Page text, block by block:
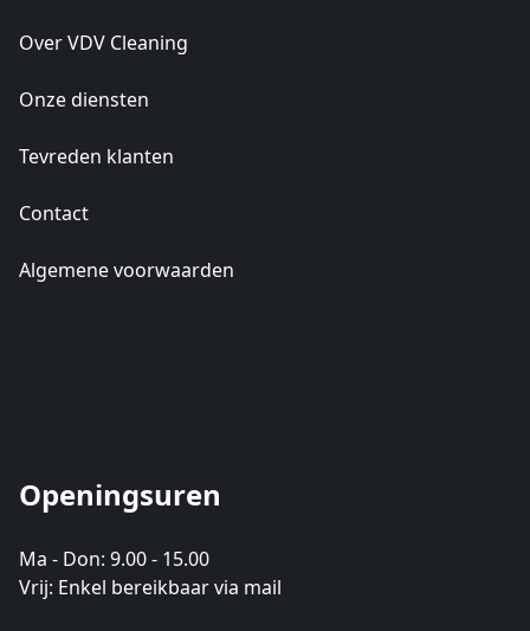
Over VDV Cleaning
Onze diensten
Tevreden klanten
Contact
Algemene voorwaarden
Openingsuren
Ma - Don: 9.00 - 15.00
Vrij: Enkel bereikbaar via mail